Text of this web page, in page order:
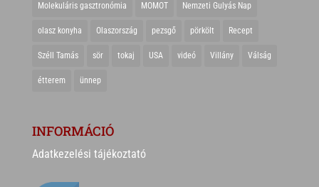
Molekuláris gasztronómia MOMOT Nemzeti Gulyás Nap
olasz konyha Olaszország pezsgő pörkölt Recept
Széll Tamás sör tokaj USA videó Villány Válság
étterem ünnep
INFORMÁCIÓ
Adatkezelési tájékoztató